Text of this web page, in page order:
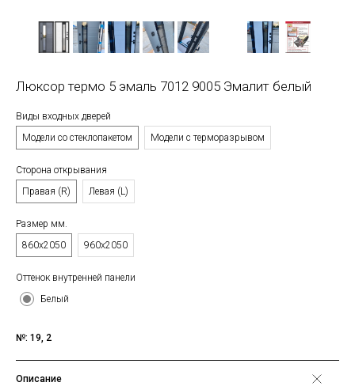
Люксор термо 5 эмаль 7012 9005 Эмалит белый
Виды входных дверей
Модели со стеклопакетом
Модели с терморазрывом
Сторона открывания
Правая (R)
Левая (L)
Размер мм.
860х2050
960х2050
Оттенок внутренней панели
Белый
№: 19, 2
Описание